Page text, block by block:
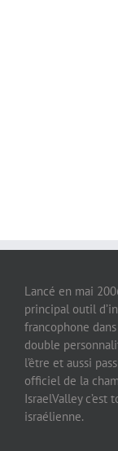
Lancé en mai
principal outil
francophone
double
l’être et aussi
officiel de la
IsraelValley
israélienne.